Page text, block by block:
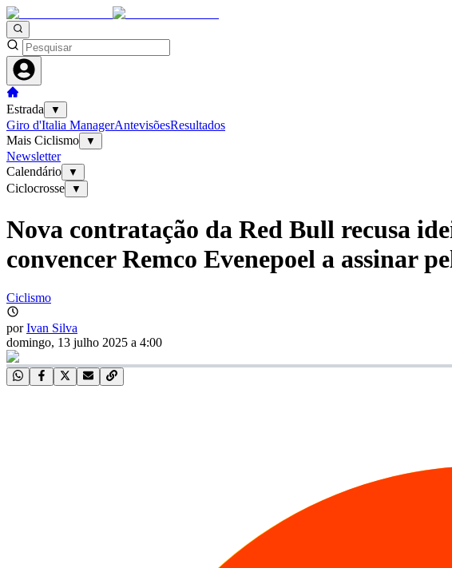
Estrada ▼
Giro d'Italia ManagerAntevisõesResultados
Mais Ciclismo
▼
Newsletter
Calendário
▼
Ciclocrosse ▼
Nova contratação da Red Bull recusa
convencer Remco Evenepoel a assinar
Ciclismo
por Ivan Silva
domingo, 13 julho 2025 a 4:00